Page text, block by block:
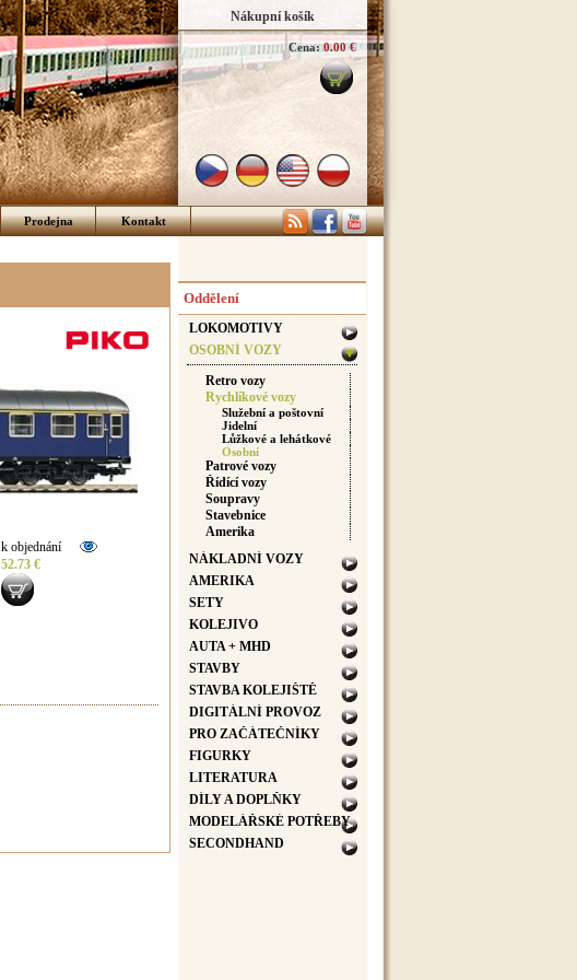
Nákupní košík
Cena: 0.00 €
Prodejna Kontakt
k objednání
52.73 €
Oddělení
LOKOMOTIVY
OSOBNÍ VOZY
Retro vozy
Rychlíkové vozy
Služební a poštovní
Jidelní
Lůžkové a lehátkové
Osobní
Patrové vozy
Řídící vozy
Soupravy
Stavebnice
Amerika
NÁKLADNÍ VOZY
AMERIKA
SETY
KOLEJIVO
AUTA + MHD
STAVBY
STAVBA KOLEJIŠTĚ
DIGITÁLNÍ PROVOZ
PRO ZAČÁTEČNÍKY
FIGURKY
LITERATURA
DÍLY A DOPLŇKY
MODELÁŘSKÉ POTŘEBY
SECONDHAND